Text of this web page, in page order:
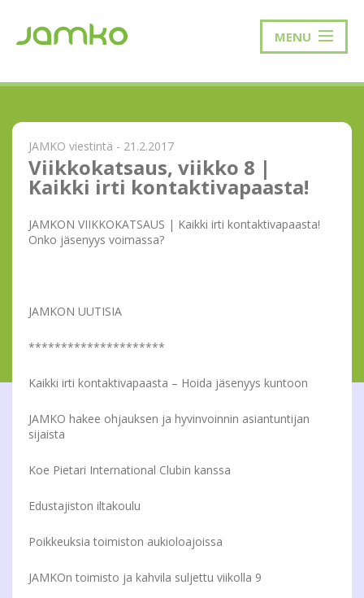
MENU
JAMKO viestintä - 21.2.2017
Viikkokatsaus, viikko 8 |
Kaikki irti kontaktivapaasta!
JAMKON VIIKKOKATSAUS | Kaikki irti kontaktivapaasta!
Onko jäsenyys voimassa?
JAMKON UUTISIA
*********************
Kaikki irti kontaktivapaasta – Hoida jäsenyys kuntoon
JAMKO hakee ohjauksen ja hyvinvoinnin asiantuntijan
sijaista
Koe Pietari International Clubin kanssa
Edustajiston iltakoulu
Poikkeuksia toimiston aukioloajoissa
JAMKOn toimisto ja kahvila suljettu viikolla 9